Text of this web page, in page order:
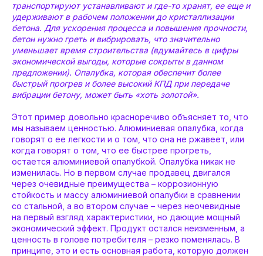
транспортируют устанавливают и где-то хранят, ее еще и
удерживают в рабочем положении до кристаллизации
бетона. Для ускорения процесса и повышения прочности,
бетон нужно греть и вибрировать, что значительно
уменьшает время строительства (вдумайтесь в цифры
экономической выгоды, которые сокрыты в данном
предложении). Опалубка, которая обеспечит более
быстрый прогрев и более высокий КПД при передаче
вибрации бетону, может быть «хоть золотой».
Этот пример довольно красноречиво объясняет то, что
мы называем ценностью. Алюминиевая опалубка, когда
говорят о ее легкости и о том, что она не ржавеет, или
когда говорят о том, что ее быстрее прогреть,
остается алюминиевой опалубкой. Опалубка никак не
изменилась. Но в первом случае продавец двигался
через очевидные преимущества – коррозионную
стойкость и массу алюминиевой опалубки в сравнении
со стальной, а во втором случае – через неочевидные
на первый взгляд характеристики, но дающие мощный
экономический эффект. Продукт остался неизменным, а
ценность в голове потребителя – резко поменялась. В
принципе, это и есть основная работа, которую должен